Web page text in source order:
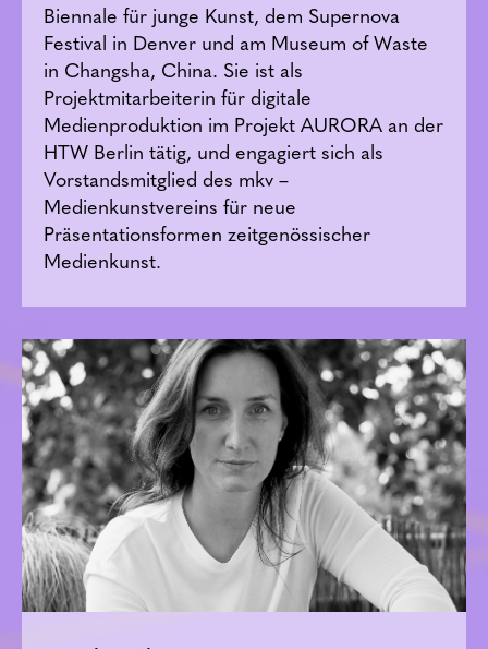
Biennale für junge Kunst, dem Supernova
Festival in Denver und am Museum of Waste
in Changsha, China. Sie ist als
Projektmitarbeiterin für digitale
Medienproduktion im Projekt AURORA an der
HTW Berlin tätig, und engagiert sich als
Vorstandsmitglied des mkv –
Medienkunstvereins für neue
Präsentationsformen zeitgenössischer
Medienkunst.